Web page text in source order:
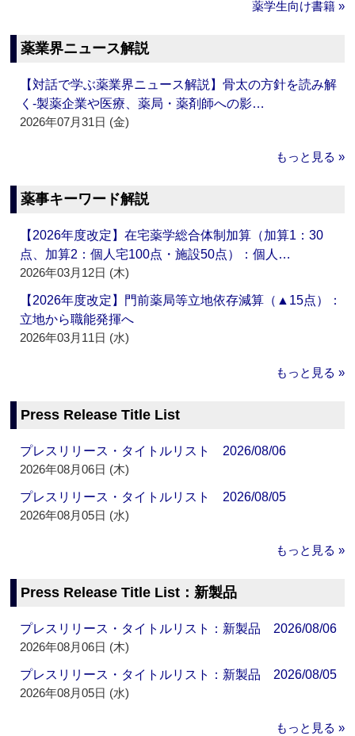
薬学生向け書籍 »
薬業界ニュース解説
【対話で学ぶ薬業界ニュース解説】骨太の方針を読み解
く‐製薬企業や医療、薬局・薬剤師への影…
2026年07月31日 (金)
もっと見る »
薬事キーワード解説
【2026年度改定】在宅薬学総合体制加算（加算1：30
点、加算2：個人宅100点・施設50点）：個人…
2026年03月12日 (木)
【2026年度改定】門前薬局等立地依存減算（▲15点）：
立地から職能発揮へ
2026年03月11日 (水)
もっと見る »
Press Release Title List
プレスリリース・タイトルリスト 2026/08/06
2026年08月06日 (木)
プレスリリース・タイトルリスト 2026/08/05
2026年08月05日 (水)
もっと見る »
Press Release Title List：新製品
プレスリリース・タイトルリスト：新製品 2026/08/06
2026年08月06日 (木)
プレスリリース・タイトルリスト：新製品 2026/08/05
2026年08月05日 (水)
もっと見る »